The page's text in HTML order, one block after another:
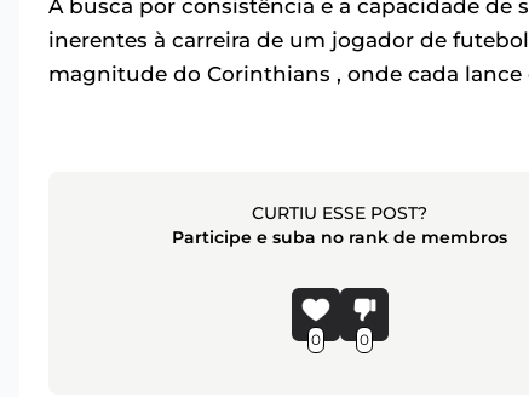
A busca por consistência e a capacidade de
inerentes à carreira de um jogador de
magnitude do Corinthians , onde cada lance
CURTIU ESSE POST?
Participe e suba no rank de membros
0 0